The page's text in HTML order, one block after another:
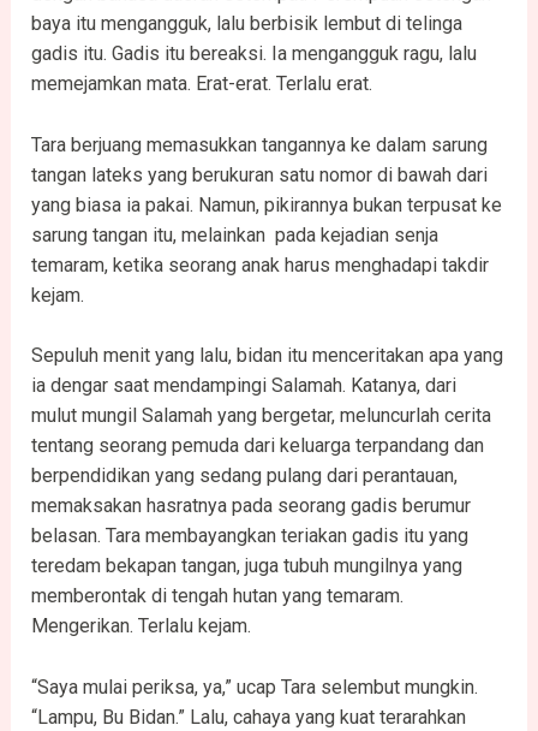
baya itu mengangguk, lalu berbisik lembut di telinga
gadis itu. Gadis itu bereaksi. Ia mengangguk ragu, lalu
memejamkan mata. Erat-erat. Terlalu erat.
Tara berjuang memasukkan tangannya ke dalam sarung
tangan lateks yang berukuran satu nomor di bawah dari
yang biasa ia pakai. Namun, pikirannya bukan terpusat ke
sarung tangan itu, melainkan pada kejadian senja
temaram, ketika seorang anak harus menghadapi takdir
kejam.
Sepuluh menit yang lalu, bidan itu menceritakan apa yang
ia dengar saat mendampingi Salamah. Katanya, dari
mulut mungil Salamah yang bergetar, meluncurlah cerita
tentang seorang pemuda dari keluarga terpandang dan
berpendidikan yang sedang pulang dari perantauan,
memaksakan hasratnya pada seorang gadis berumur
belasan. Tara membayangkan teriakan gadis itu yang
teredam bekapan tangan, juga tubuh mungilnya yang
memberontak di tengah hutan yang temaram.
Mengerikan. Terlalu kejam.
“Saya mulai periksa, ya,” ucap Tara selembut mungkin.
“Lampu, Bu Bidan.” Lalu, cahaya yang kuat terarahkan